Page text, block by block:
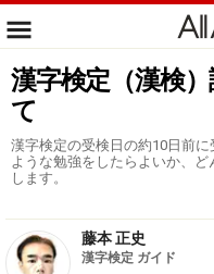
漢字検定（漢検
て
漢字検定の受検日の約10日前
ような勉強をしたらよいか、
します。
藤本 正史
漢字検定 ガイド